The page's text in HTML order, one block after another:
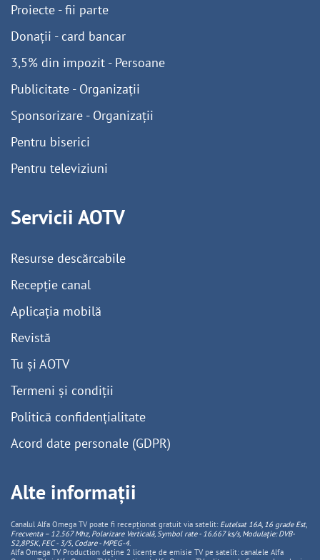
Proiecte - fii parte
Donații - card bancar
3,5% din impozit - Persoane
Publicitate - Organizații
Sponsorizare - Organizații
Pentru biserici
Pentru televiziuni
Servicii AOTV
Resurse descărcabile
Recepție canal
Aplicația mobilă
Revistă
Tu și AOTV
Termeni și condiții
Politică confidențialitate
Acord date personale (GDPR)
Alte informații
Canalul Alfa Omega TV poate fi recepționat gratuit via satelit: Eutelsat 16A, 16 grade Est,
Frecventa – 12.567 Mhz, PolarizareVerticală, Symbol rate - 16.667 ks/s, Modulație: DVB-
S2,8PSK, FEC - 3/5, Codare - MPEG-4.
Alfa Omega TV Production deține 2 licențe de emisie TV pe satelit: canalele Alfa